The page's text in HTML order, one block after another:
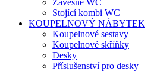
Závěsné WC
Stojící kombi WC
KOUPELNOVÝ NÁBYTEK
Koupelnové sestavy
Koupelnové skříňky
Desky
Příslušenství pro desky